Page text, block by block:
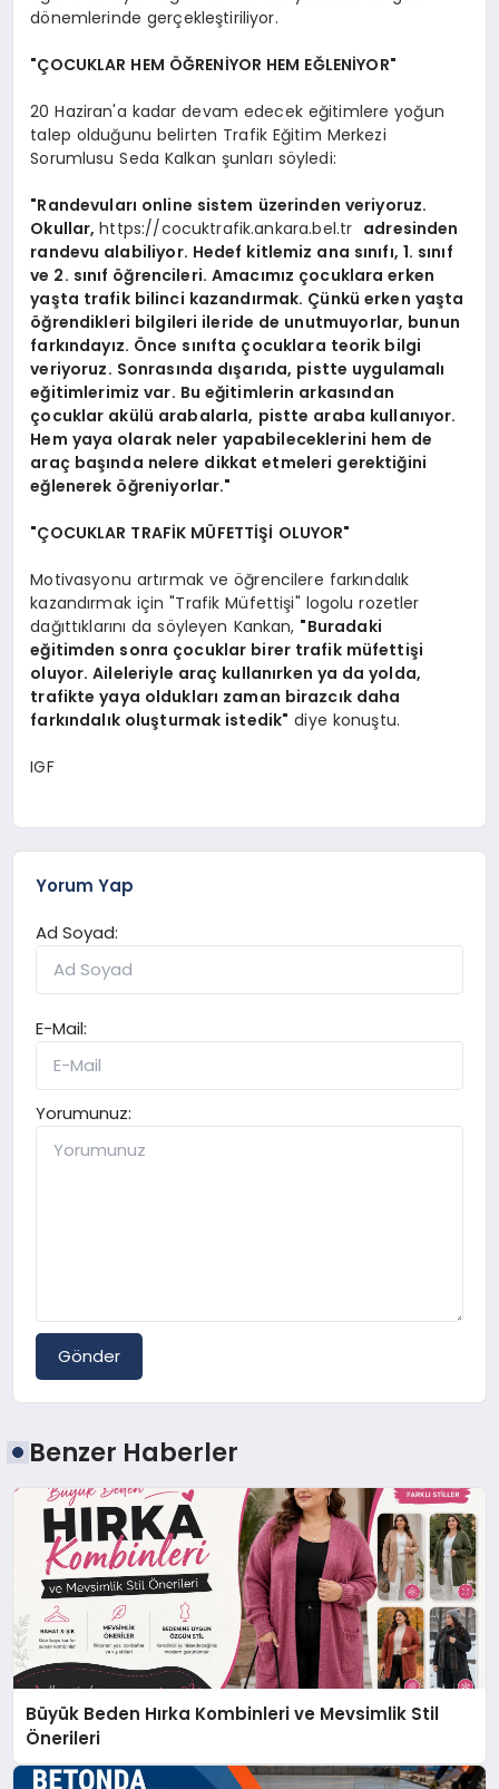
dönemlerinde gerçekleştiriliyor.
"ÇOCUKLAR HEM ÖĞRENİYOR HEM EĞLENİYOR"
20 Haziran'a kadar devam edecek eğitimlere yoğun
talep olduğunu belirten Trafik Eğitim Merkezi
Sorumlusu Seda Kalkan şunları söyledi:
"Randevuları online sistem üzerinden veriyoruz.
Okullar,https://cocuktrafik.ankara.bel.tr adresinden
randevu alabiliyor. Hedef kitlemiz ana sınıfı, 1. sınıf
ve 2. sınıf öğrencileri. Amacımız çocuklara erken
yaşta trafik bilinci kazandırmak. Çünkü erken yaşta
öğrendikleri bilgileri ileride de unutmuyorlar, bunun
farkındayız. Önce sınıfta çocuklara teorik bilgi
veriyoruz. Sonrasında dışarıda, pistte uygulamalı
eğitimlerimiz var. Bu eğitimlerin arkasından
çocuklar akülü arabalarla, pistte araba kullanıyor.
Hem yaya olarak neler yapabileceklerini hem de
araç başında nelere dikkat etmeleri gerektiğini
eğlenerek öğreniyorlar."
"ÇOCUKLAR TRAFİK MÜFETTİŞİ OLUYOR"
Motivasyonu artırmak ve öğrencilere farkındalık
kazandırmak için "Trafik Müfettişi" logolu rozetler
dağıttıklarını da söyleyen Kankan, "Buradaki
eğitimden sonra çocuklar birer trafik müfettişi
oluyor. Aileleriyle araç kullanırken ya da yolda,
trafikte yaya oldukları zaman birazcık daha
farkındalık oluşturmak istedik" diye konuştu.
IGF
Yorum Yap
Ad Soyad:
E-Mail:
Yorumunuz:
Gönder
Benzer Haberler
Büyük Beden Hırka Kombinleri ve Mevsimlik Stil
Önerileri